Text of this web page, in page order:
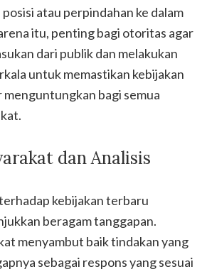
atau perpindahan ke dalam
itu, penting bagi otoritas agar
dari publik dan melakukan
untuk memastikan kebijakan
menguntungkan bagi semua
dan Analisis
kebijakan terbaru
beragam tanggapan.
menyambut baik tindakan yang
sebagai respons yang sesuai